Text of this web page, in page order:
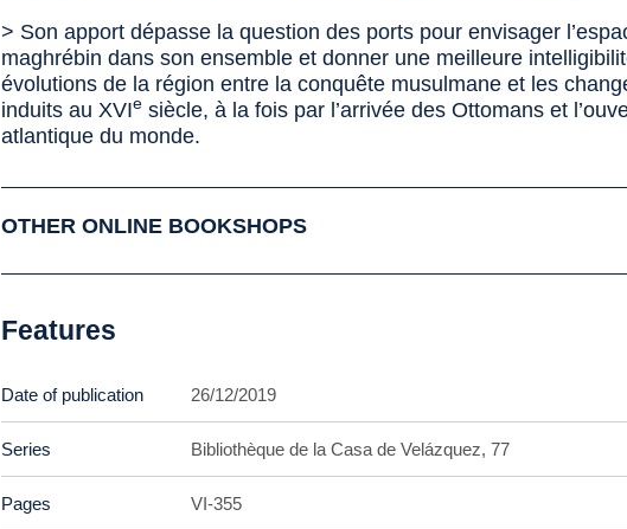
> Son apport dépasse la question des ports pour envisager
maghrébin dans son ensemble et donner une meilleure
évolutions de la région entre la conquête musulmane et les
induits au XVIe siècle, à la fois par l’arrivée des Ottomans et
atlantique du monde.
OTHER ONLINE BOOKSHOPS
Features
Date of publication 26/12/2019
Series Bibliothèque de la Casa de Velázquez, 77
Pages VI-355